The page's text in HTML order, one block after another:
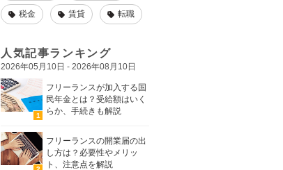
税金 賃貸 転職
人気記事ランキング
2026年05月10日 - 2026年08月10日
フリーランスが加入する国
民年金とは？受給額はいく
らか、手続きも解説
フリーランスの開業届の出
し方は？必要性やメリッ
ト、注意点を解説